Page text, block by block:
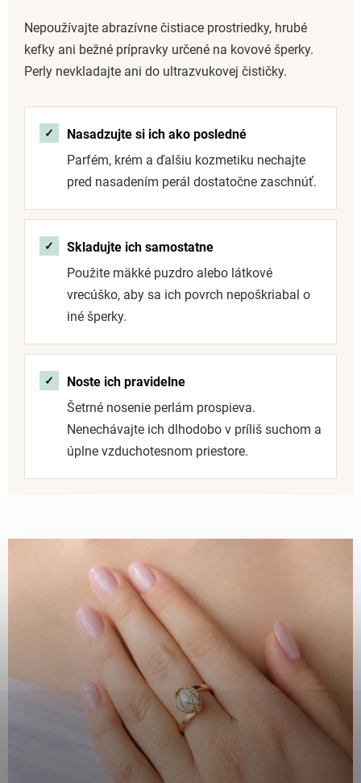
Nepoužívajte abrazívne čistiace prostriedky, hrubé
kefky ani bežné prípravky určené na kovové šperky.
Perly nevkladajte ani do ultrazvukovej čističky.
Nasadzujte si ich ako posledné
Parfém, krém a ďalšiu kozmetiku nechajte
pred nasadením perál dostatočne zaschnúť.
Skladujte ich samostatne
Použite mäkké puzdro alebo látkové
vrecúško, aby sa ich povrch nepoškriabal o
iné šperky.
Noste ich pravidelne
Šetrné nosenie perlám prospieva.
Nenechávajte ich dlhodobo v príliš suchom a
úplne vzduchotesnom priestore.